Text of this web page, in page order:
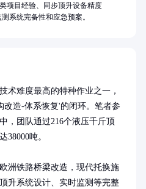
术难度最高的特种作业之一，
改造-体系恢复'的闭环。笔者参
，团队通过216个液压千斤顶
38000吨。
洲铁路桥梁改造，现代托换施
升系统设计、实时监测等完整
项目经验、同步顶升设备精度
测系统完备性和应急预案。